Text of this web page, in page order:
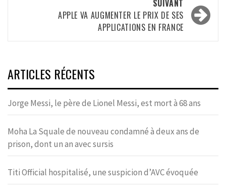
SUIVANT
APPLE VA AUGMENTER LE PRIX DE SES
APPLICATIONS EN FRANCE
ARTICLES RÉCENTS
Jorge Messi, le père de Lionel Messi, est mort à 68 ans
Moha La Squale de nouveau condamné à deux ans de
prison, dont un an avec sursis
Titi Official hospitalisé, une suspicion d’AVC évoquée